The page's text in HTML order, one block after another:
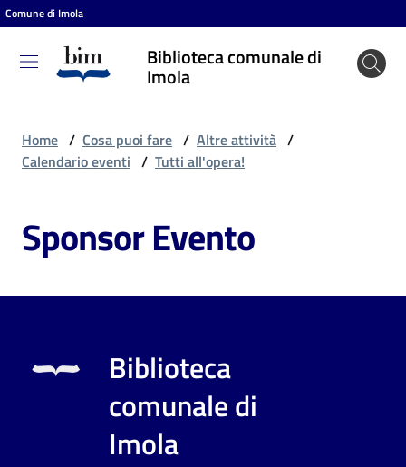
Vai al contenuto
Vai alla navigazione
Vai al footer
Comune di Imola
Biblioteca comunale di
Imola
Biblioteca
comunale
puoi
Home / Cosa puoi fare / Altre attività /
Calendario eventi / Tutti all'opera!
Sponsor Evento
Biblioteca
comunale di
Imola